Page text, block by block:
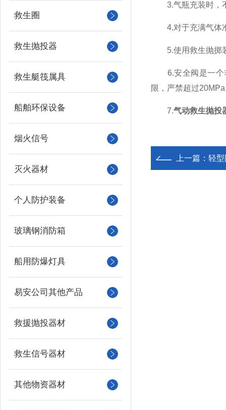
救生圈
救生抛投器
救生艇筏属具
船舶环保设备
烟火信号
灭火器材
个人防护装备
玻璃钢消防箱
船用防爆灯具
易安公司其他产品
救援抛投器材
救生信号器材
其他物资器材
3.气瓶充装时，不
4.对于充满气体准
5.使用救生抛掷装
6.安全阀是一个非
限，严禁超过
7.气动救生抛投
上一篇： 轻型